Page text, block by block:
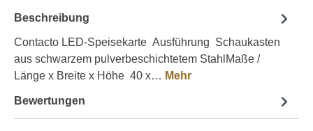
Beschreibung
Contacto LED-Speisekarte Ausführung Schaukasten
aus schwarzem pulverbeschichtetem StahlMaße /
Länge x Breite x Höhe 40 x… Mehr
Bewertungen